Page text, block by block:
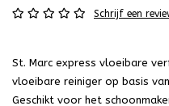
Schrijf een
St. Marc express vloeibare
vloeibare reiniger op basis
Geschikt voor het